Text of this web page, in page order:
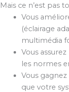
Mais ce n’est pas
Vous
(éclairage
multimédia
Vous assurez
les normes
Vous gagnez
que votre